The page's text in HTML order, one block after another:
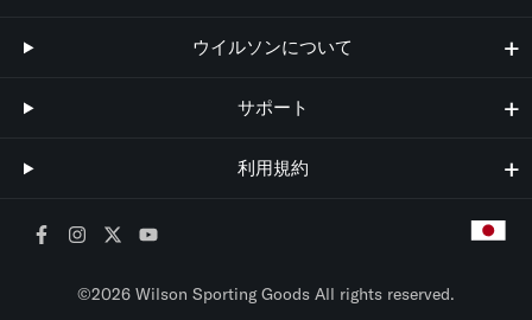
ウイルソンについて
サポート
利用規約
©2026 Wilson Sporting Goods All rights reserved.